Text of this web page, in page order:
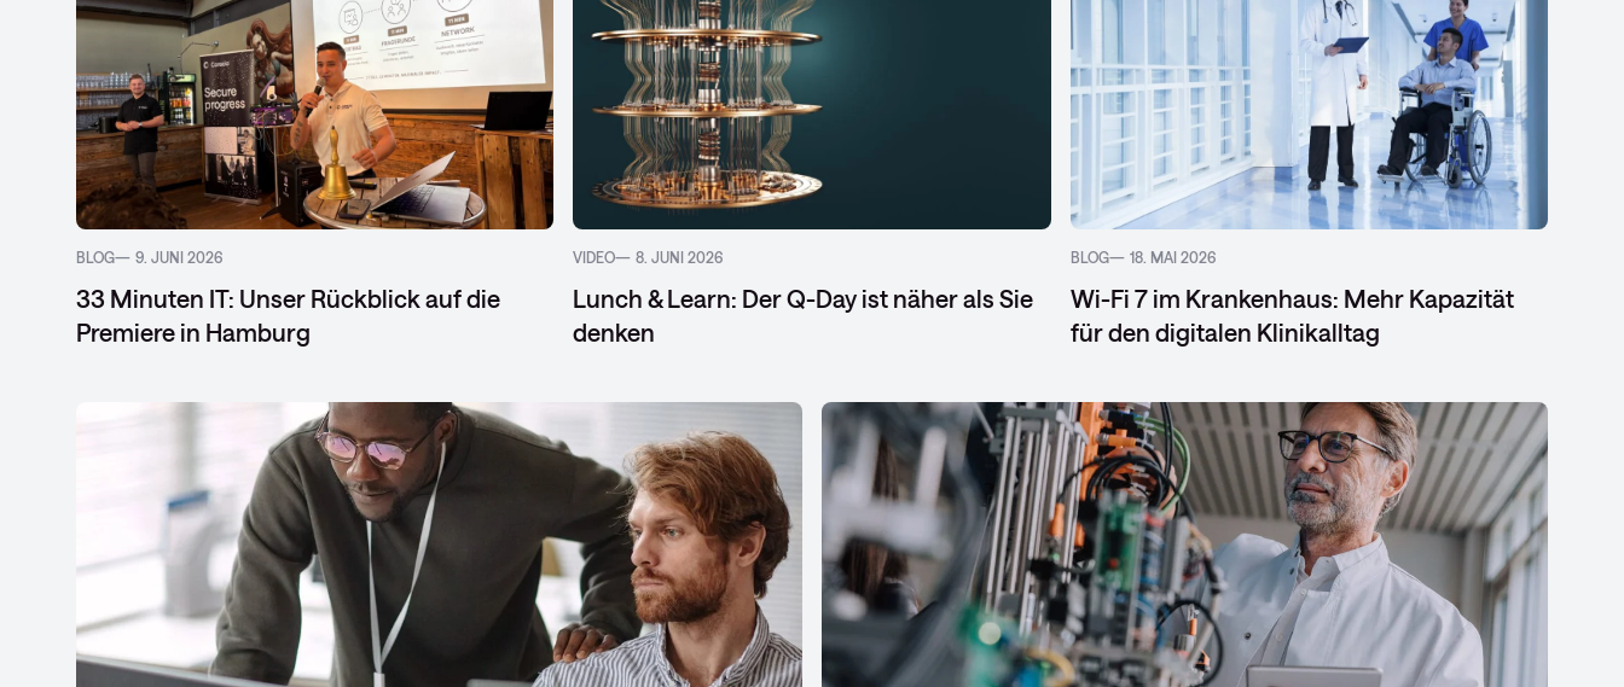
BLOG 9. JUNI 2026
33 Minuten IT: Unser Rückblick auf die
Premiere in Hamburg
VIDEO 8. JUNI 2026
Lunch & Learn: Der Q-Day ist näher als Sie
denken
BLOG 18. MAI 2026
Wi-Fi 7 im Krankenhaus: Mehr Kapazität
für den digitalen Klinikalltag